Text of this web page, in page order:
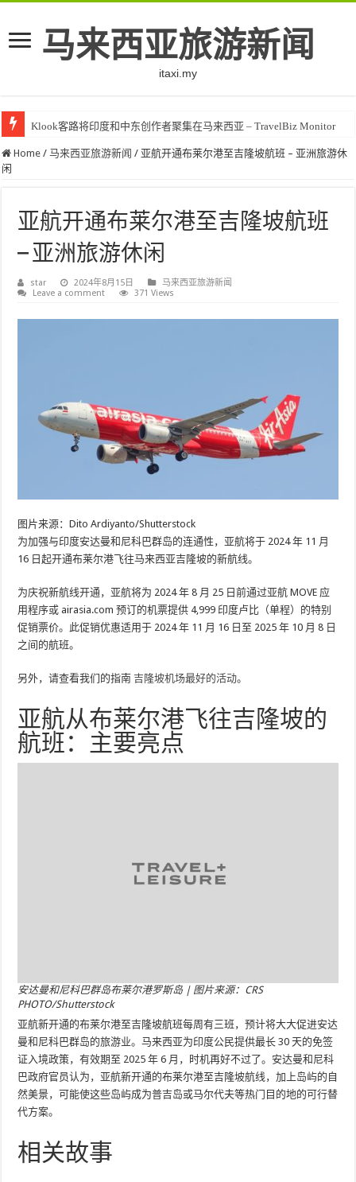
马来西亚旅游新闻
itaxi.my
Klook客路将印度和中东创作者聚集在马来西亚 – TravelBiz Monitor
Home / 马来西亚旅游新闻 / 亚航开通布莱尔港至吉隆坡航班 – 亚洲旅游休
闲
亚航开通布莱尔港至吉隆坡航班
– 亚洲旅游休闲
star 2024年8月15日
马来西亚旅游新闻
Leave a comment
371 Views
图片来源：Dito Ardiyanto/Shutterstock
为加强与印度安达曼和尼科巴群岛的连通性，亚航将于 2024 年 11 月
16 日起开通布莱尔港飞往马来西亚吉隆坡的新航线。
为庆祝新航线开通，亚航将为 2024 年 8 月 25 日前通过亚航 MOVE 应
用程序或 airasia.com 预订的机票提供 4,999 印度卢比（单程）的特别
促销票价。此促销优惠适用于 2024 年 11 月 16 日至 2025 年 10 月 8 日
之间的航班。
另外，请查看我们的指南吉隆坡机场最好的活动。
亚航从布莱尔港飞往吉隆坡的
航班：主要亮点
安达曼和尼科巴群岛布莱尔港罗斯岛 | 图片来源：CRS
PHOTO/Shutterstock
亚航新开通的布莱尔港至吉隆坡航班每周有三班，预计将大大促进安达
曼和尼科巴群岛的旅游业。马来西亚为印度公民提供最长 30 天的免签
证入境政策，有效期至 2025 年 6 月，时机再好不过了。安达曼和尼科
巴政府官员认为，亚航新开通的布莱尔港至吉隆坡航线，加上岛屿的自
然美景，可能使这些岛屿成为普吉岛或马尔代夫等热门目的地的可行替
代方案。
相关故事